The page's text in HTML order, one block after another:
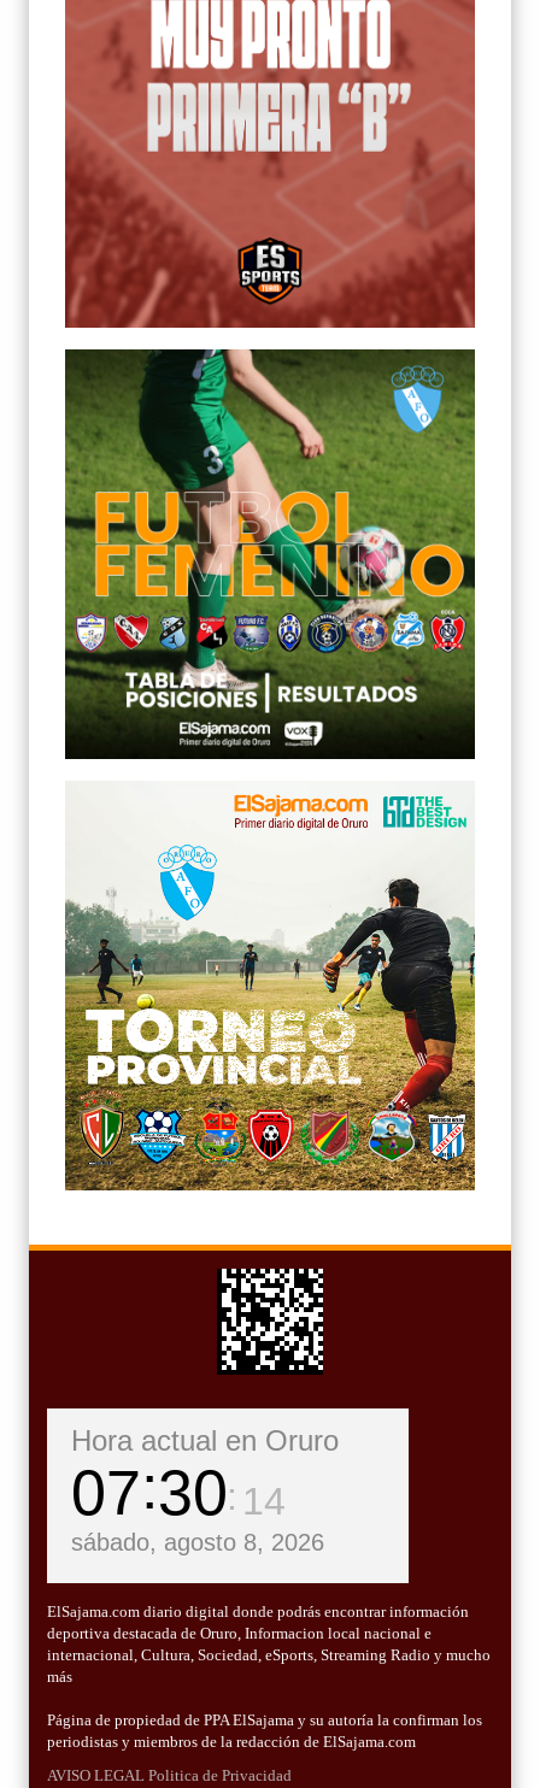
Hora actual en Oruro
07 30 15
sábado, agosto 8, 2026
ElSajama.com diario digital donde podrás encontrar información
deportiva destacada de Oruro, Informacion local nacional e
internacional, Cultura, Sociedad, eSports, Streaming Radio y mucho
más
Página de propiedad de PPA ElSajama y su autoría la confirman los
periodistas y miembros de la redacción de ElSajama.com
AVISO LEGAL Politica de Privacidad